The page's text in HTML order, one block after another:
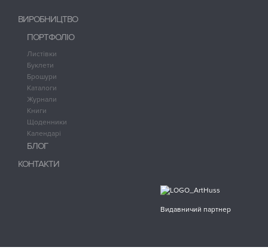
ВИРОБНИЦТВО
ПОРТФОЛІО
Листівки
Буклети
Брошури
Каталоги
Журнали
Книги
Щоденники
Календарі
БЛОГ
КОНТАКТИ
Видавничий партнер